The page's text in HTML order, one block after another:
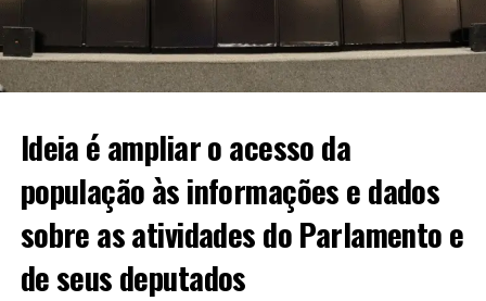
que não há motivos para ela ter sido sequestrada. “É uma
professora da cidade, não tem inimizades, então,
estamos achando tudo isso bem estranho. Estamos
mobilizados em busca de informações sobre o paradeiro
Informações podem ser passadas à polícia pelo 190
ou 187.
VEJA VIDEO DO MOMENTO;
Ideia é ampliar o acesso da
população às informações e dados
sobre as atividades do Parlamento e
de seus deputados